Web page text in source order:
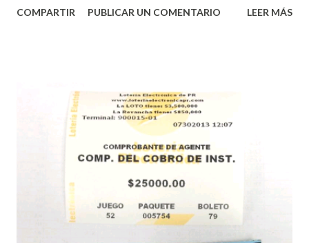
proteger la salud de nuestros empleados, vendedores y
instantáneos”, indicó López. Sobre el sorteo de Powerball,
López explicó que el mismo se continuará realizando en los
Estados Unidos y los jugadores podrán conocer los
números ganadores del mismo a través de la página
aquellos con jugadas anticipadas de los sorteos locales (
Loto, Revancha, Pega 2, Pega 3 Pega 4 ) se les informará
COMPARTIR PUBLICAR UN COMENTARIO LEER MÁS